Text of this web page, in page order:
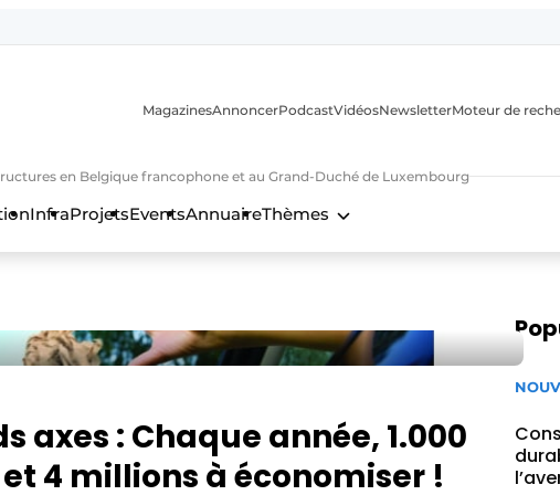
en Belgique francophone et au Grand-Duché de Luxembourg
MagazinesAnnoncerPodcastVidéosNewsletterMoteur de
InfraProjetsEventsAnnuaireThèmes
axes : Chaque année, 1.000
4 millions à économiser !